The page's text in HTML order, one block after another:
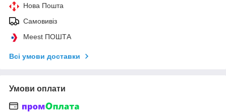
Нова Пошта
Самовивіз
Meest ПОШТА
Всі умови доставки
Умови оплати